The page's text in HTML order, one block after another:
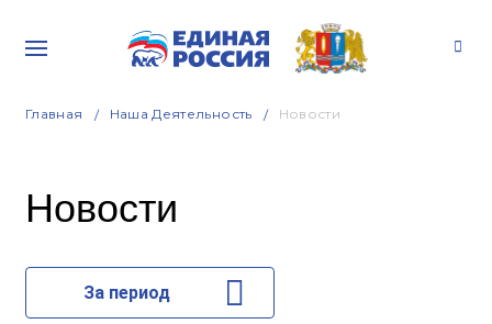
Главная Наша Деятельность Новости
Новости
За период